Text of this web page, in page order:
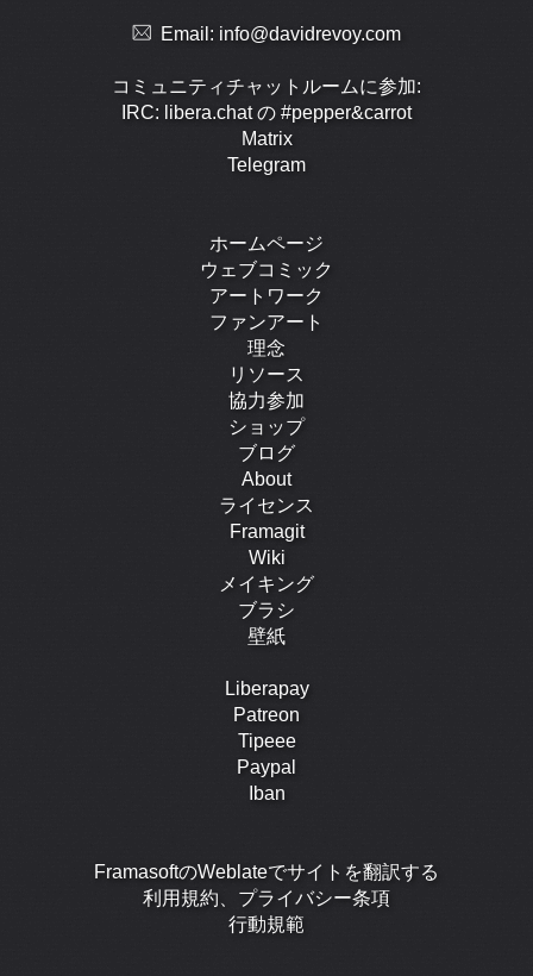
Email: info@davidrevoy.com
コミュニティチャットルームに参加:
IRC: libera.chat の #pepper&carrot
Matrix
Telegram
ホームページ
ウェブコミック
アートワーク
ファンアート
理念
リソース
協力参加
ショップ
ブログ
About
ライセンス
Framagit
Wiki
メイキング
ブラシ
壁紙
Liberapay
Patreon
Tipeee
Paypal
Iban
FramasoftのWeblateでサイトを翻訳する
利用規約、プライバシー条項
行動規範